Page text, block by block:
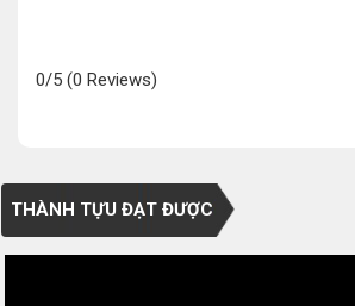
0/5 (0 Reviews)
THÀNH TỰU ĐẠT ĐƯỢC